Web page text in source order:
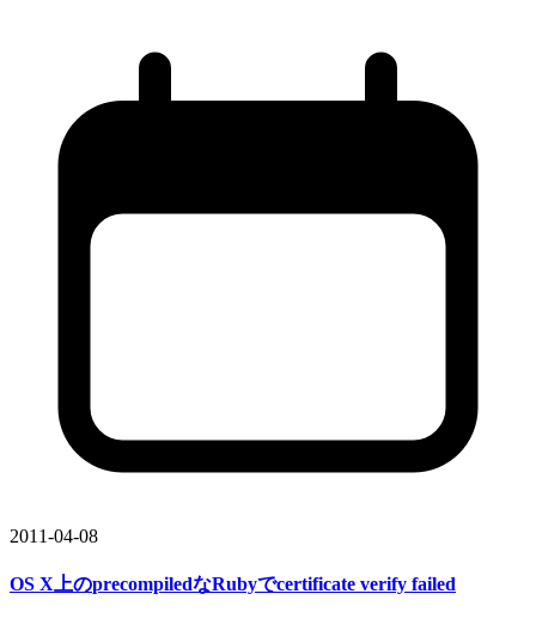
2011-04-08
OS X上のprecompiledなRubyでcertificate verify failed